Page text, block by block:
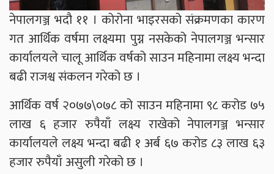
नेपालगञ्ज भदौ ११ । कोरोना भाइरसको संक्रमणका कारण
गत आर्थिक वर्षमा लक्ष्यमा पुग्न नसकेको नेपालगञ्ज भन्सार
कार्यालयले चालू आर्थिक वर्षको साउन महिनामा लक्ष्य भन्दा
बढी राजश्व संकलन गरेको छ ।
आर्थिक वर्ष २०७७\०७८ को साउन महिनामा ९८ करोड ७५
लाख ६ हजार रुपैयाँ लक्ष्य राखेको नेपालगञ्ज भन्सार
कार्यालयले लक्ष्य भन्दा बढी १ अर्ब ६७ करोड ८३ लाख ६३
हजार रुपैयाँ असुली गरेको छ ।